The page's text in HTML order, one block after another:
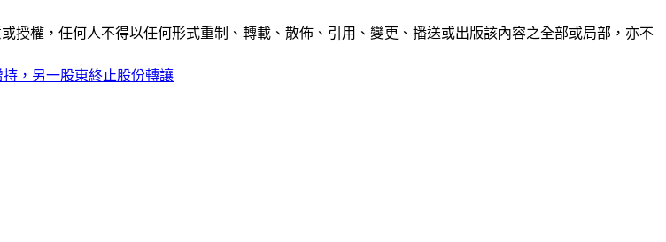
授權，任何人不得以任何形式重制、轉載、散佈、引用、變更、播送或出版該內容之全部或局部，亦不
持，另一股東終止股份轉讓